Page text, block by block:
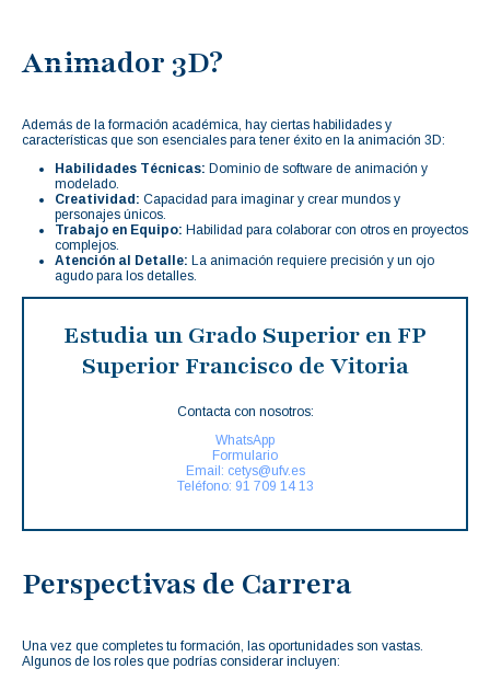
Animador 3D?
Además de la formación académica, hay ciertas habilidades y
características que son esenciales para tener éxito en la animación 3D:
Habilidades Técnicas: Dominio de software de animación y
modelado.
Creatividad: Capacidad para imaginar y crear mundos y
personajes únicos.
Trabajo en Equipo: Habilidad para colaborar con otros en proyectos
complejos.
Atención al Detalle: La animación requiere precisión y un ojo
agudo para los detalles.
Estudia un Grado Superior en FP
Superior Francisco de Vitoria
Contacta con nosotros:
WhatsApp
Formulario
Email: cetys@ufv.es
Teléfono: 91 709 14 13
Perspectivas de Carrera
Una vez que completes tu formación, las oportunidades son vastas.
Algunos de los roles que podrías considerar incluyen: